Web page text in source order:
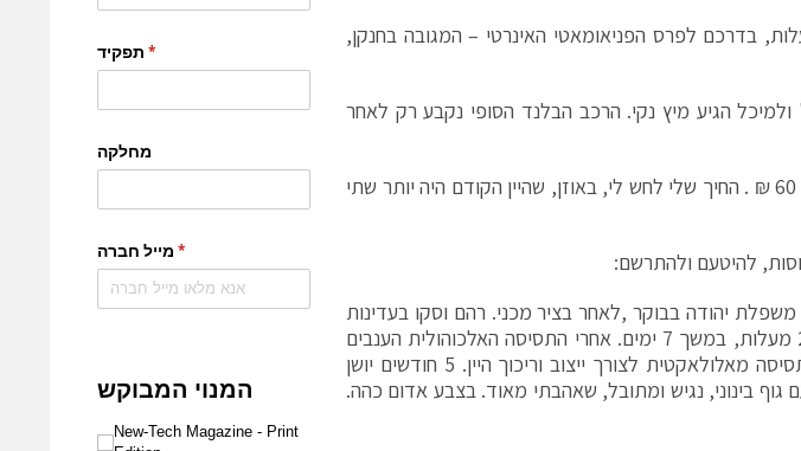
אלה רוסקו ועברו קירור ל-12 מעלות, בדרכם לפרס הפניאומאטי האינרטי – המגובה בחנקן,
הגיע מיץ נקי. הרכב הבלנד הסופי נקבע רק לאחר
בפה חשים ברעננות עם סיומת עדינה. מחיר 60 ₪ . החיך שלי לחש לי, באוזן, שהיין הקודם היה יותר שתי
להיטעם ולהתרשם:
מענבים שהגיעו משפלת יהודה בבוקר ,לאחר בציר מכני. רהם וסקו בעדינות
ותססו במיכלי נירוסטה בטמפרטורה של 28 מעלות, במשך 7 ימים. אחרי התסיסה האלכוהולית הענבים
נסחטו בעדינות בפרס פניאומאטי והחלו בתסיסה מאלולאקטית לצורך ייצוב וריכוך היין. 5 חודשים יושן
גוף בינוני, נגיש ומתובל, שאהבתי מאוד. בצבע אדום כהה.